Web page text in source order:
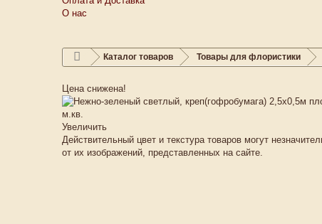
О нас
Каталог товаров Товары для флористики
Цена снижена!
Увеличить
Действительный цвет и текстура товаров могут
от их изображений, представленных на сайте.